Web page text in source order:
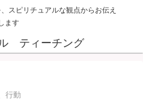
スピリチュアルな観点からお伝え
ます
ティーチング
行動